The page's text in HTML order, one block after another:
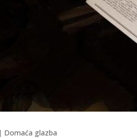
| Domaća glazba